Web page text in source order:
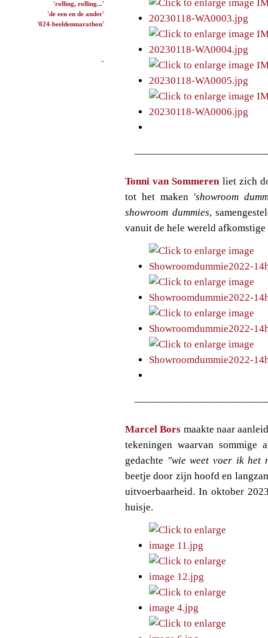
'rolling, rolling...'
'de een en de ander'
'024-beeldenmarathon'
Tonni van Sommeren liet zich
tot het maken'showroom
showroom dummies,
vanuit de hele wereld
Marcel Bors maakte naar
tekeningen waarvan sommige
gedachte "wie weet voer ik het
beetje door zijn hoofd en
uitvoerbaarheid. In oktober
huisje.